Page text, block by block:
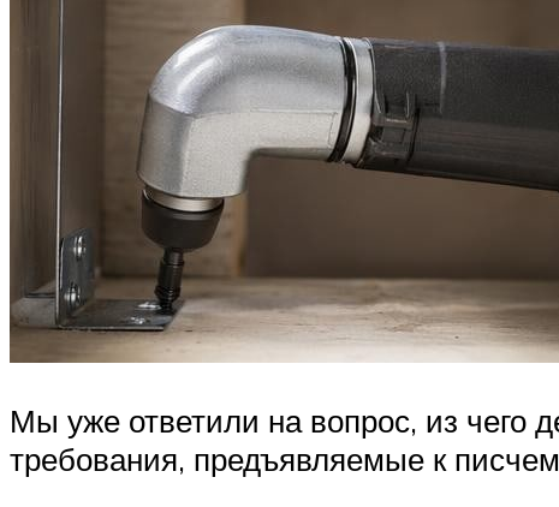
Мы уже ответили на вопрос, из чего
требования, предъявляемые к